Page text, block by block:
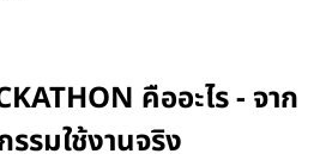
คืออะไร - จาก
รมใช้งานจริง